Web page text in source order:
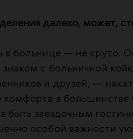
далеко, может,
в больнице — не круто.
знаком с больничной
и друзей, —
комфорта в
быть звездочным
особой важности